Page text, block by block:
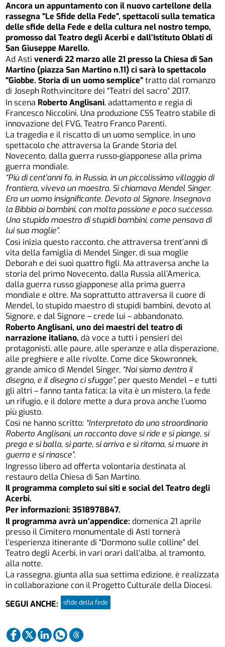
Ancora un appuntamento con il nuovo cartellone della
rassegna “Le Sfide della Fede”, spettacoli sulla tematica
delle sfide della Fede e della cultura nel nostro tempo,
promosso dal Teatro degli Acerbi e dall’Istituto Oblati di
San Giuseppe Marello.
Ad Astivenerdì 22 marzo alle 21 presso la Chiesa di San
Martino (piazza San Martino n.11) ci sarà lo spettacolo
“Giobbe. Storia di un uomo semplice”tratto dal romanzo
di Joseph Roth,vincitore dei “Teatri del sacro” 2017.
In scena Roberto Anglisani, adattamento e regia di
Francesco Niccolini. Una produzione CSS Teatro stabile di
innovazione del FVG, Teatro Franco Parenti.
La tragedia e il riscatto di un uomo semplice, in uno
spettacolo che attraversa la Grande Storia del
Novecento, dalla guerra russo-giapponese alla prima
guerra mondiale.
“Più di cent’anni fa, in Russia, in un piccolissimo villaggio di
frontiera, viveva un maestro. Si chiamava Mendel Singer.
Era un uomo insignificante. Devoto al Signore. Insegnava
la Bibbia ai bambini, con molta passione e poco successo.
Uno stupido maestro di stupidi bambini, come pensava di
lui sua moglie”.
Così inizia questo racconto, che attraversa trent’anni di
vita della famiglia di Mendel Singer, di sua moglie
Deborah e dei suoi quattro figli. Ma attraversa anche la
storia del primo Novecento, dalla Russia all’America,
dalla guerra russo giapponese alla prima guerra
mondiale e oltre. Ma soprattutto attraversa il cuore di
Mendel, lo stupido maestro di stupidi bambini, devoto al
Signore, e dal Signore – crede lui – abbandonato.
Roberto Anglisani, uno dei maestri del teatro di
narrazione italiano, dà voce a tutti i pensieri dei
protagonisti, alle paure, alle speranze e alla disperazione,
alle preghiere e alle rivolte. Come dice Skowronnek,
grande amico di Mendel Singer, “Noi siamo dentro il
disegno, e il disegno ci sfugge”, per questo Mendel – e tutti
gli altri – fanno tanta fatica: la vita è un mistero, la fede
un rifugio, e il dolore mette a dura prova anche l’uomo
più giusto.
Così ne hanno scritto: “Interpretato da uno straordinario
Roberto Anglisani, un racconto dove si ride e si piange, si
prega e si balla, si parte, si arriva e si ritorna, si muore in
guerra e si rinasce”.
Ingresso libero ad offerta volontaria destinata al
restauro della Chiesa di San Martino.
Il programma completo sui siti e social del Teatro degli
Acerbi.
Per informazioni: 3518978847.
Il programma avrà un’appendice: domenica 21 aprile
presso il Cimitero monumentale di Asti tornerà
l’esperienza itinerante di “Dormono sulle colline” del
Teatro degli Acerbi, in vari orari dall’alba, al tramonto,
alla notte.
La rassegna, giunta alla sua settima edizione, è realizzata
in collaborazione con il Progetto Culturale della Diocesi.
SEGUI ANCHE:
sfide della fede